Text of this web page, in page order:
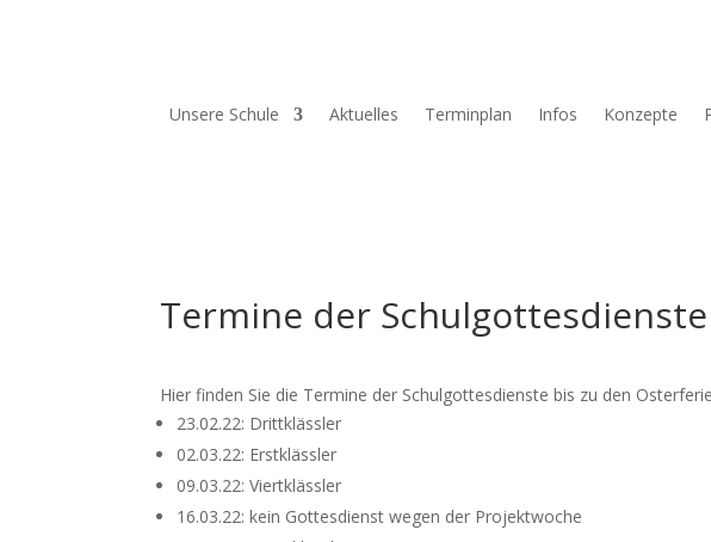
Unsere Schule Aktuelles Terminplan Infos Konzepte
Termine der Schulgottesdienste
Hier finden Sie die Termine der Schulgottesdienste bis zu den
23.02.22: Drittklässler
02.03.22: Erstklässler
09.03.22: Viertklässler
16.03.22: kein Gottesdienst wegen der Projektwoche